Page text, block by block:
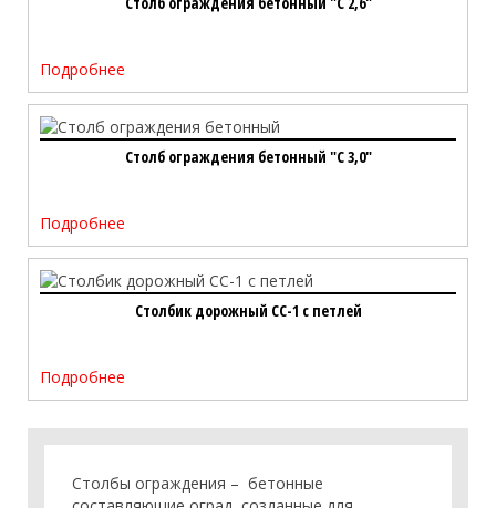
Подробнее
Столб ограждения бетонный "С 3,0"
Подробнее
Столбик дорожный СС-1 с петлей
Подробнее
Столбы ограждения – бетонные